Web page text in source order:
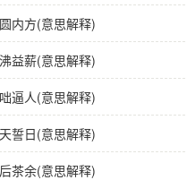
内方(意思解释)
益薪(意思解释)
逼人(意思解释)
誓日(意思解释)
茶余(意思解释)